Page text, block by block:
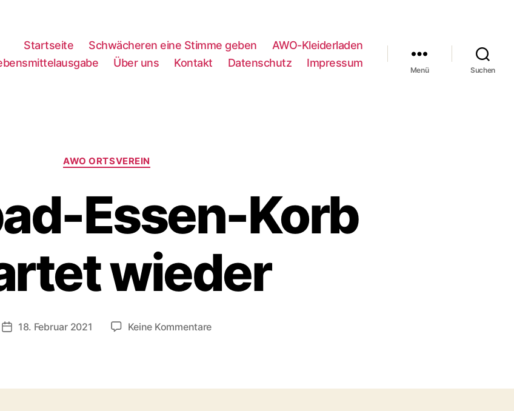
Startseite Schwächeren eine Stimme geben
AWO-Kleiderladen
Über uns Kontakt Datenschutz Impressum
Menü Suchen
Kategorien
AWO ORTSVEREIN
Essen-Korb
wieder
Beitragsdatum
18. Februar 2021 Keine Kommentarezu